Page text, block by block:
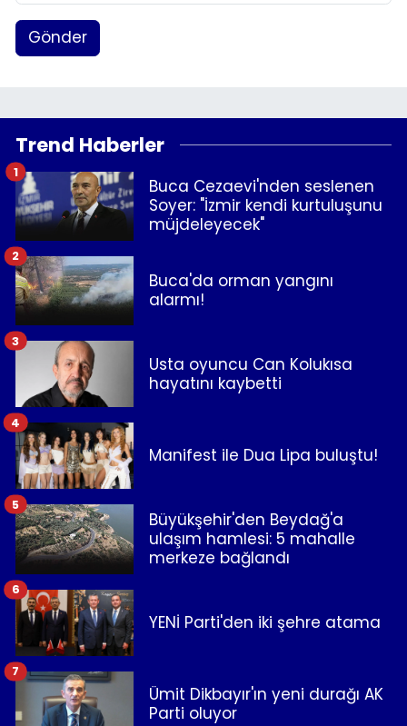
Gönder
Trend Haberler
Buca Cezaevi'nden seslenen
Soyer: "İzmir kendi kurtuluşunu
müjdeleyecek"
1
Buca'da orman yangını
alarmı!
2
Usta oyuncu Can Kolukısa
hayatını kaybetti
3
Manifest ile Dua Lipa buluştu!
4
Büyükşehir'den Beydağ'a
ulaşım hamlesi: 5 mahalle
merkeze bağlandı
5
YENİ Parti'den iki şehre atama
6
Ümit Dikbayır'ın yeni durağı AK
Parti oluyor
7